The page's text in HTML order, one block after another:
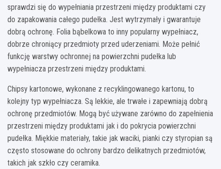
sprawdzi się do wypełniania przestrzeni między produktami czy
do zapakowania całego pudełka. Jest wytrzymały i gwarantuje
dobrą ochronę. Folia bąbelkowa to inny popularny wypełniacz,
dobrze chroniący przedmioty przed uderzeniami. Może pełnić
funkcję warstwy ochronnej na powierzchni pudełka lub
wypełniacza przestrzeni między produktami.
Chipsy kartonowe, wykonane z recyklingowanego kartonu, to
kolejny typ wypełniacza. Są lekkie, ale trwałe i zapewniają dobrą
ochronę przedmiotów. Mogą być używane zarówno do zapełnienia
przestrzeni między produktami jak i do pokrycia powierzchni
pudełka. Miękkie materiały, takie jak waciki, pianki czy styropian są
często stosowane do ochrony bardzo delikatnych przedmiotów,
takich jak szkło czy ceramika.